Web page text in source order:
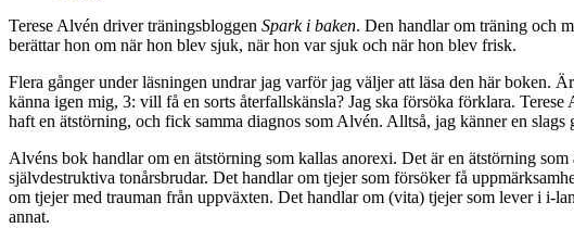
Terese Alvén driver träningsbloggen Spark i baken. Den handlar om träning och
berättar hon om när hon blev sjuk, när hon var sjuk och när hon blev frisk.
Flera gånger under läsningen undrar jag varför jag väljer att läsa den här boken.
känna igen mig, 3: vill få en sorts återfallskänsla? Jag ska försöka förklara.
haft en ätstörning, och fick samma diagnos som Alvén. Alltså, jag känner en slags
Alvéns bok handlar om en ätstörning som kallas anorexi. Det är en ätstörning
självdestruktiva tonårsbrudar. Det handlar om tjejer som försöker få
om tjejer med trauman från uppväxten. Det handlar om (vita) tjejer som lever i i-
annat.